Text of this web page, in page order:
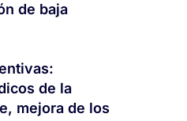
de baja
de la
mejora de los